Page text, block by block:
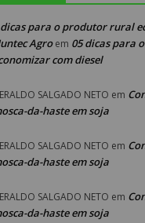
para o produtor rural
Agroem 05 dicas para
com diesel
SALGADO NETO em
da-haste em soja
SALGADO NETO em
da-haste em soja
SALGADO NETO em
da-haste em soja